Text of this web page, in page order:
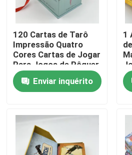
Casa
Produtos
Vídeos
120 Cartas de Tarô
Impressão Quatro
Cores Cartas de Jogar
Para Jogos de Pôquer
Enviar inquérito
1